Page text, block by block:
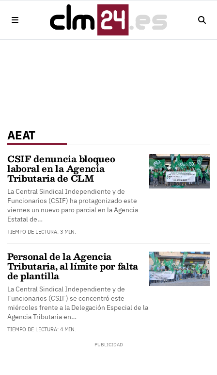
AEAT
CSIF denuncia bloqueo
laboral en la Agencia
Tributaria de CLM
La Central Sindical Independiente y de
Funcionarios (CSIF) ha protagonizado este
viernes un nuevo paro parcial en la Agencia
Estatal de…
TIEMPO DE LECTURA: 3 MIN.
Personal de la Agencia
Tributaria, al límite por falta
de plantilla
La Central Sindical Independiente y de
Funcionarios (CSIF) se concentró este
miércoles frente a la Delegación Especial de la
Agencia Tributaria en…
TIEMPO DE LECTURA: 4 MIN.